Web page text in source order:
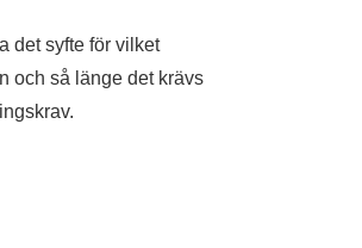
det syfte för vilket
och så länge det krävs